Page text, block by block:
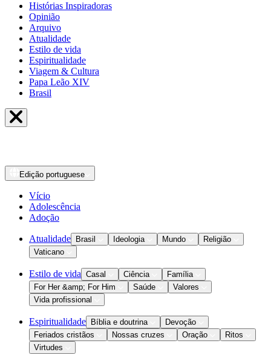
Histórias Inspiradoras
Opinião
Arquivo
Atualidade
Estilo de vida
Espiritualidade
Viagem & Cultura
Papa Leão XIV
Brasil
Edição portuguese
Vício
Adolescência
Adoção
Atualidade Brasil Ideologia Mundo
Religião
Vaticano
Estilo de vida Casal Ciência
Família
For Her &amp; For Him
Saúde
Valores
Vida profissional
Espiritualidade Bíblia e doutrina
Devoção
Feriados cristãos
Nossas cruzes Oração
Ritos
Virtudes